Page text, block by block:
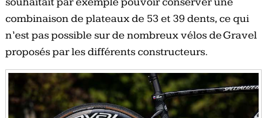
combinaison de plateaux de 53 et 39 dents, ce qui
n’est pas possible sur de nombreux vélos de Gravel
proposés par les différents constructeurs.